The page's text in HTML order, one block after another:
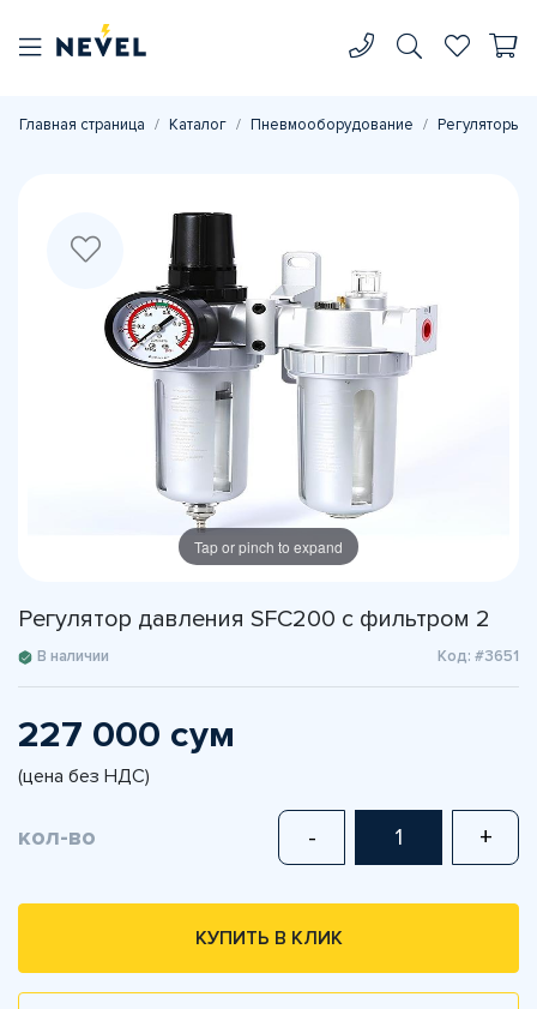
Главная страница Каталог Пневмооборудование Регуляторы
Tap or pinch to expand
Регулятор давления SFC200 с фильтром 2
В наличии Код: #3651
227 000 сум
(цена без НДС)
кол-во - +
КУПИТЬ В КЛИК